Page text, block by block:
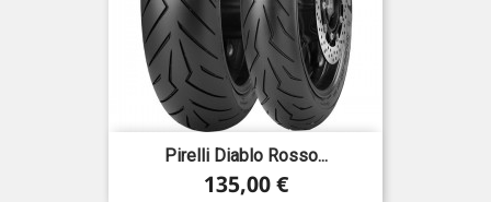
Pirelli Diablo Rosso...
Precio
135,00 €